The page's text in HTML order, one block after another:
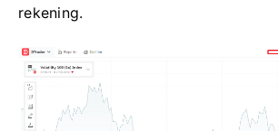
rekening.